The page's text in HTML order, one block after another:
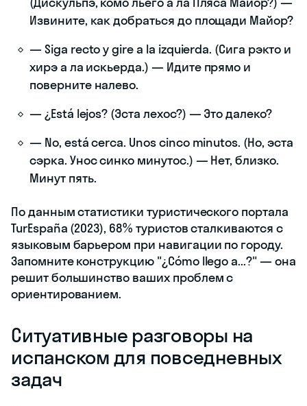
Извините, как добраться до площади Майор?
— Siga recto y gire a la izquierda. (Сига рэкто и
хирэ а ла искьерда.) — Идите прямо и
поверните налево.
— ¿Está lejos? (Эста лехос?) — Это далеко?
— No, está cerca. Unos cinco minutos. (Но, эста
сэрка. Унос синко минутос.) — Нет, близко.
Минут пять.
По данным статистики туристического портала
TurEspaña (2023), 68% туристов сталкиваются с
языковым барьером при навигации по городу.
Запомните конструкцию "¿Cómo llego a...?" — она
решит большинство ваших проблем с
ориентированием.
Ситуативные разговоры на
испанском для повседневных
задач